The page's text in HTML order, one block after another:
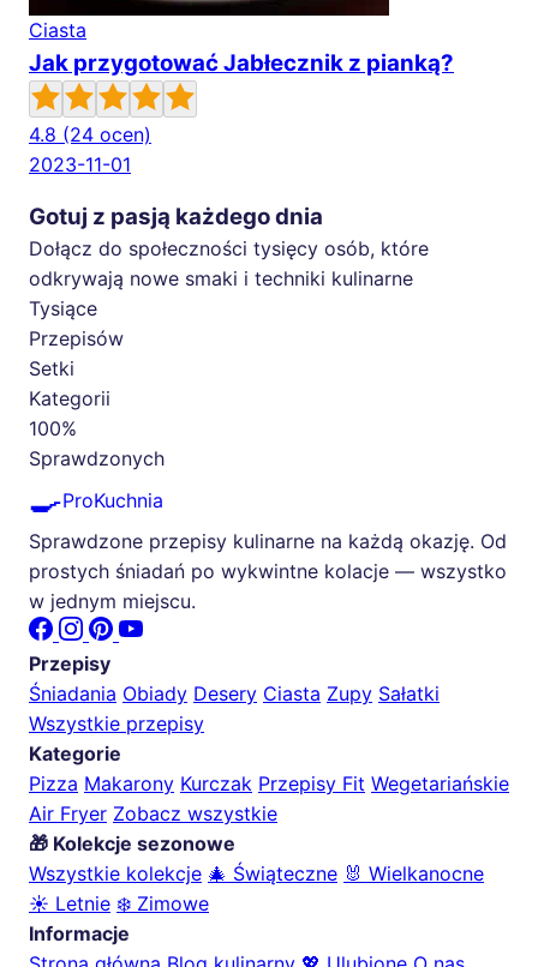
Ciasta
Jak przygotować Jabłecznik z pianką?
4.8 (24 ocen)
2023-11-01
Gotuj z pasją każdego dnia
Dołącz do społeczności tysięcy osób, które
odkrywają nowe smaki i techniki kulinarne
Tysiące
Przepisów
Setki
Kategorii
100%
Sprawdzonych
🍳ProKuchnia
Sprawdzone przepisy kulinarne na każdą okazję. Od
prostych śniadań po wykwintne kolacje — wszystko
w jednym miejscu.
Przepisy
Śniadania Obiady Desery Ciasta Zupy Sałatki
Wszystkie przepisy
Kategorie
Pizza Makarony Kurczak Przepisy Fit Wegetariańskie
Air Fryer Zobacz wszystkie
🎁 Kolekcje sezonowe
Wszystkie kolekcje 🎄 Świąteczne 🐰 Wielkanocne
☀️ Letnie ❄️ Zimowe
Informacje